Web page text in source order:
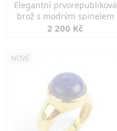
Elegantní prvorepubliková
brož s modrým spinelem
2 200 Kč
NOVÉ